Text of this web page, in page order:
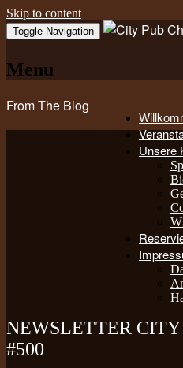
Skip to content
Toggle Navigation
Menu
Unsere
From The Blog
NEWSLETTER
#500